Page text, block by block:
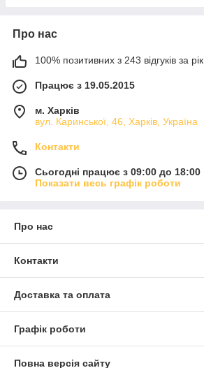
Про нас
100% позитивних з 243 відгуків за рік
Працює з 19.05.2015
м. Харків
вул. Каринської, 46, Харків, Україна
Контакти
Сьогодні працює з 09:00 до 18:00
Показати весь графік роботи
Про нас
Контакти
Доставка та оплата
Графік роботи
Повна версія сайту